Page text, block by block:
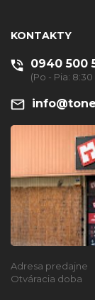
KONTAKTY
0940 500
(Po - Pia: 8:30
Adresa predajne
Otváracia doba